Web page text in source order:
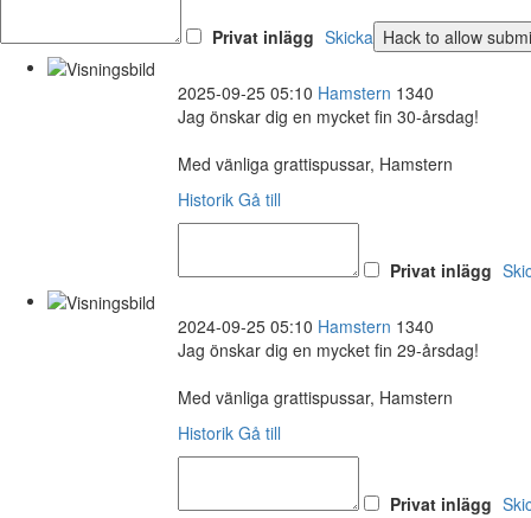
Privat inlägg Skicka
2025-09-25 05:10 Hamstern 1340
Jag önskar dig en mycket fin 30-årsdag!
Med vänliga grattispussar, Hamstern
Historik Gå till
Privat inlägg
2024-09-25 05:10 Hamstern 1340
Jag önskar dig en mycket fin 29-årsdag!
Med vänliga grattispussar, Hamstern
Historik Gå till
Privat inlägg